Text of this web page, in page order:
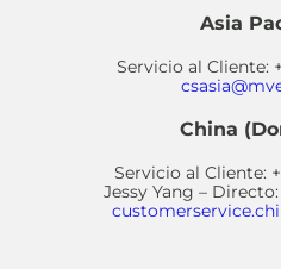
Asia
Servicio al Cliente:
China
Servicio al Cliente:
Jessy Yang –